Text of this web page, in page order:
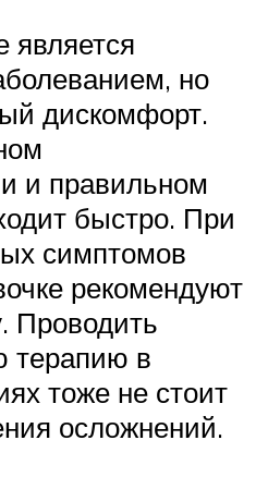
является
но
дискомфорт.
и правильном
быстро. При
симптомов
рекомендуют
Проводить
терапию в
тоже не стоит
осложнений.